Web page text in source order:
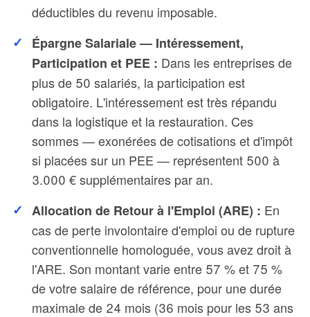
déductibles du revenu imposable.
Épargne Salariale — Intéressement,
Participation et PEE : Dans les entreprises de
plus de 50 salariés, la participation est
obligatoire. L'intéressement est très répandu
dans la logistique et la restauration. Ces
sommes — exonérées de cotisations et d'impôt
si placées sur un PEE — représentent 500 à
3.000 € supplémentaires par an.
Allocation de Retour à l'Emploi (ARE) : En
cas de perte involontaire d'emploi ou de rupture
conventionnelle homologuée, vous avez droit à
l'ARE. Son montant varie entre 57 % et 75 %
de votre salaire de référence, pour une durée
maximale de 24 mois (36 mois pour les 53 ans